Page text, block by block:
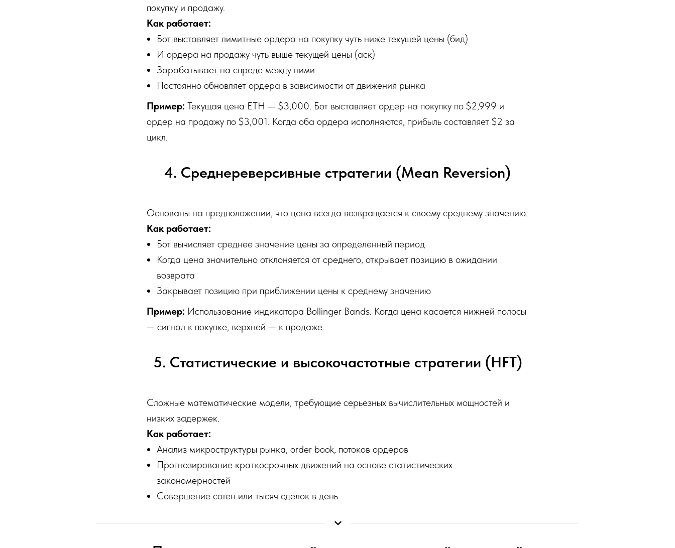
покупку и продажу.
Как работает:
Бот выставляет лимитные ордера на покупку чуть ниже текущей цены (бид)
И ордера на продажу чуть выше текущей цены (аск)
Зарабатывает на спреде между ними
Постоянно обновляет ордера в зависимости от движения рынка
Пример: Текущая цена ETH — $3,000. Бот выставляет ордер на покупку по $2,999 и
ордер на продажу по $3,001. Когда оба ордера исполняются, прибыль составляет $2 за
цикл.
4. Среднереверсивные стратегии (Mean Reversion)
Основаны на предположении, что цена всегда возвращается к своему среднему значению.
Как работает:
Бот вычисляет среднее значение цены за определенный период
Когда цена значительно отклоняется от среднего, открывает позицию в ожидании
возврата
Закрывает позицию при приближении цены к среднему значению
Пример: Использование индикатора Bollinger Bands. Когда цена касается нижней полосы
— сигнал к покупке, верхней — к продаже.
5. Статистические и высокочастотные стратегии (HFT)
Сложные математические модели, требующие серьезных вычислительных мощностей и
низких задержек.
Как работает:
Анализ микроструктуры рынка, order book, потоков ордеров
Прогнозирование краткосрочных движений на основе статистических
закономерностей
Совершение сотен или тысяч сделок в день